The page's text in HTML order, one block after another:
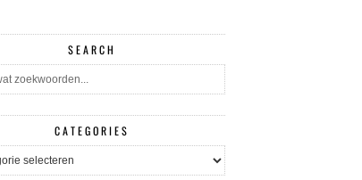
SEARCH
CATEGORIES